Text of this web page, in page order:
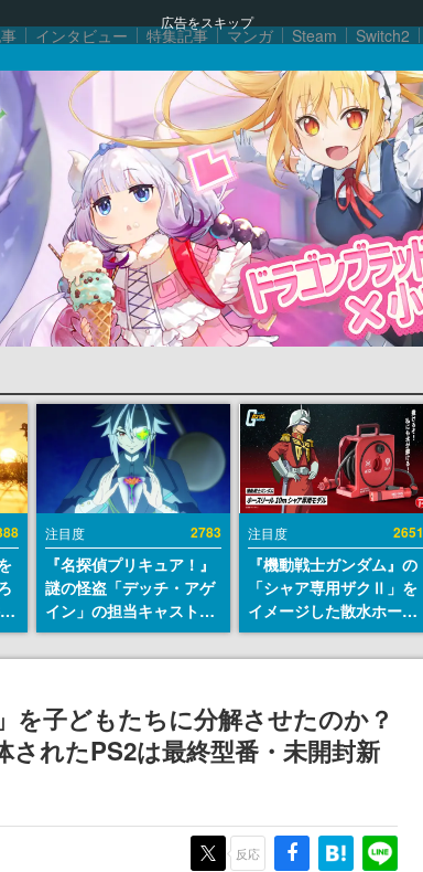
広告をスキップ
インタビュー 特集記事 マンガ Steam Switch2
注目度 2783
『名探偵プリキュア！』
謎の怪盗「デッチ・アゲ
イン」の担当キャストは
天﨑滉平さんと判明。
『Re:ゼロから始める異
『ヒプノシスマイク』山
田三郎役など
注目度 2651
『機動戦士ガンダム』の
「シャア専用ザクⅡ」を
イメージした散水ホース
リールが予約開始。本体
にはシャアのパーソナル
どを配置
子どもたちに分解させたのか？
れたPS2は最終型番・未開封新
反応